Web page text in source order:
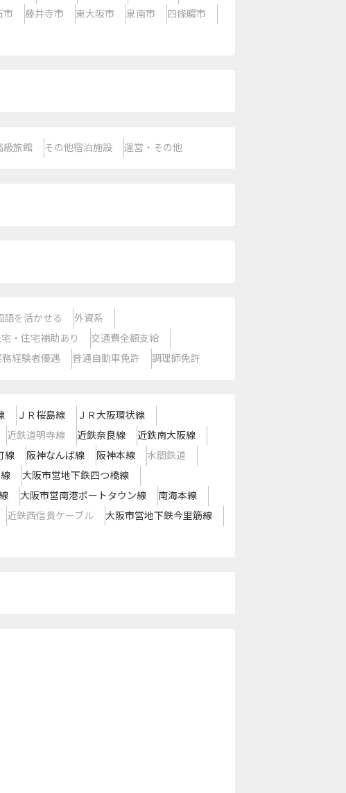
市 藤井寺市 東大阪市 泉南市
四條畷市
級旅館 その他宿泊施設 運営・その他
語を活かせる
外資系
・住宅補助あり
交通費全額支給
務経験者優遇 普通自動車免許 調理師免許
ＪＲ桜島線
ＪＲ大阪環状線
近鉄道明寺線 近鉄奈良線
近鉄南大阪線
線 阪神なんば線 阪神本線
水間鉄道
大阪市営地下鉄四つ橋線
大阪市営南港ポートタウン線
南海本線
近鉄西信貴ケーブル
大阪市営地下鉄今里筋線